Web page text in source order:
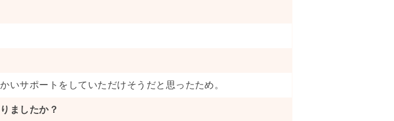
いサポートをしていただけそうだと思ったため。
ましたか？